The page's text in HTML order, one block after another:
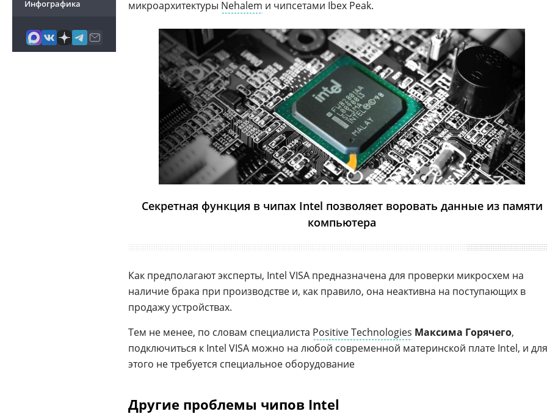
Инфографика
микроархитектуры Nehalem и чипсетами Ibex Peak.
Секретная функция в чипах Intel позволяет воровать данные из памяти
компьютера
Как предполагают эксперты, Intel VISA предназначена для проверки микросхем на
наличие брака при производстве и, как правило, она неактивна на поступающих в
продажу устройствах.
Тем не менее, по словам специалиста Positive Technologies Максима Горячего,
подключиться к Intel VISA можно на любой современной материнской плате Intel, и для
этого не требуется специальное оборудование
Другие проблемы чипов Intel